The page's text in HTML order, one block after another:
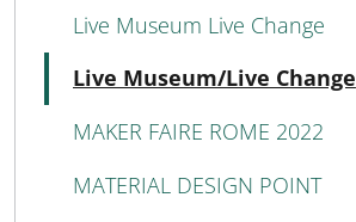
Live Museum Live Change
Live Museum/Live Change
MAKER FAIRE ROME 2022
MATERIAL DESIGN POINT